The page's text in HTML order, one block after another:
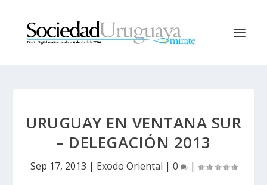
URUGUAY EN VENTANA SUR
– DELEGACIÓN 2013
Sep 17, 2013 | Exodo Oriental | 0 |